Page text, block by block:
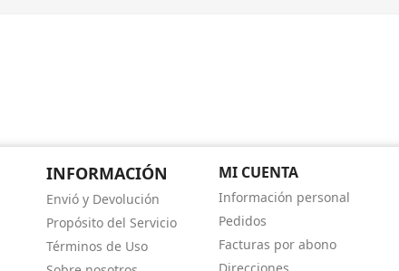
INFORMACIÓN
Envió y Devolución
Propósito del Servicio
Términos de Uso
MI CUENTA
Información personal
Pedidos
Facturas por abono